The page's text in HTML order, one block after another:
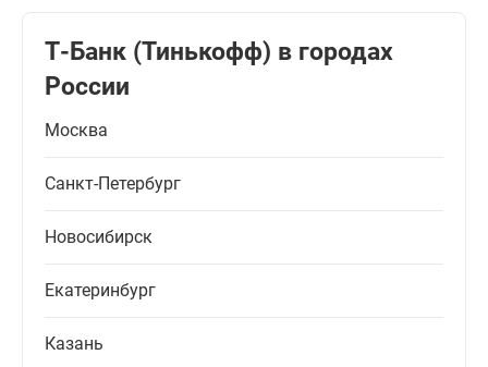
Т-Банк (Тинькофф) в городах
России
Москва
Санкт-Петербург
Новосибирск
Екатеринбург
Казань